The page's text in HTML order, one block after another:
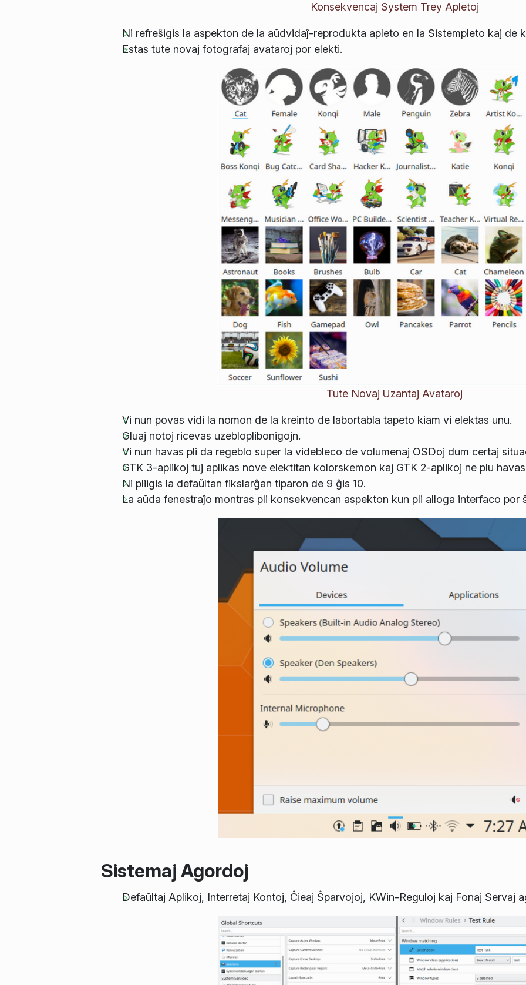
Konsekvencaj System Trey Apletoj
Ni refreŝigis la aspekton de la aŭdvidaĵ-reprodukta apleto en la Sistempleto kaj de
Estas tute novaj fotografaj avataroj por elekti.
Tute Novaj Uzantaj Avataroj
Vi nun povas vidi la nomon de la kreinto de labortabla tapeto kiam vi elektas unu.
Gluaj notoj ricevas uzebloplibonigojn.
Vi nun havas pli da regeblo super la videbleco de volumenaj OSDoj dum certaj
GTK 3-aplikoj tuj aplikas nove elektitan kolorskemon kaj GTK 2-aplikoj ne plu
Ni pliigis la defaŭltan fikslarĝan tiparon de 9 ĝis 10.
La aŭda fenestraĵo montras pli konsekvencan aspekton kun pli alloga interfaco por
Sistemaj Agordoj
Defaŭltaj Aplikoj, Interretaj Kontoj, Ĉieaj Ŝparvojoj, KWin-Reguloj kaj Fonaj Servaj